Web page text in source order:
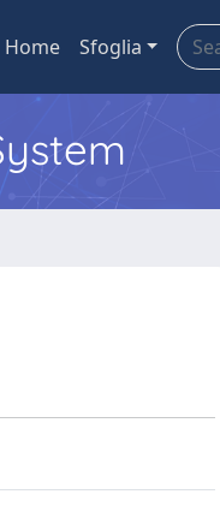
Home Sfoglia